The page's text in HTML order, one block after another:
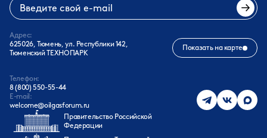
Адрес:
625026, Тюмень, ул. Республики 142,
Тюменский ТЕХНОПАРК
Показать на карте
Телефон:
8 (800) 550-55-44
E-mail:
welcome@oilgasforum.ru
Правительство Российской
Федерации